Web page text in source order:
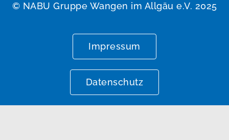
© NABU Gruppe Wangen im Allgäu e.V. 2025
Impressum
Datenschutz